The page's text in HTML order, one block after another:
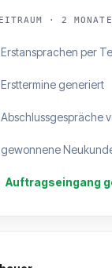
· 2 MONATE
Erstansprachen per
Ersttermine generiert
Abschlussgespräche
gewonnene
Auftragseingang